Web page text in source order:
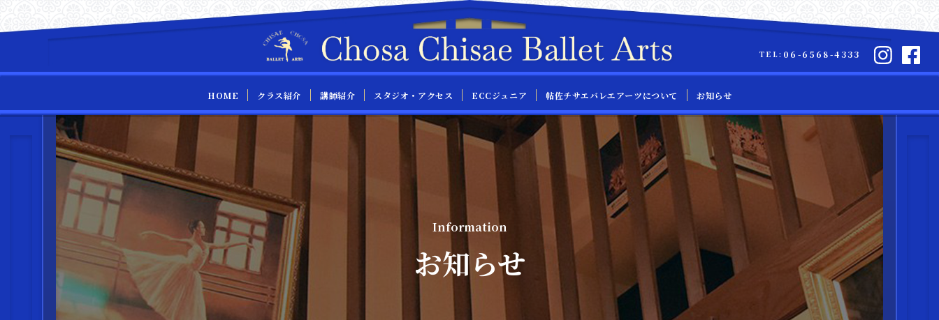
TEL: 06-6568-4333
HOME クラス紹介 講師紹介 スタジオ・アクセス ECCジュニア 帖佐チサエバレエアーツについて お知らせ
Information
お知らせ